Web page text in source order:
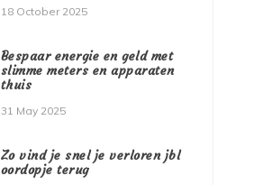
18 October 2025
Bespaar energie en geld met
slimme meters en apparaten
thuis
31 May 2025
Zo vind je snel je verloren jbl
oordopje terug